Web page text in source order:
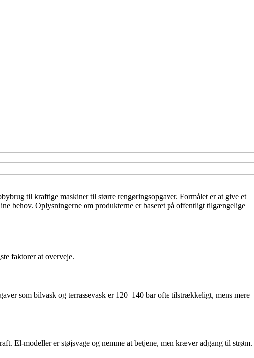
til kraftige maskiner til større rengøringsopgaver. Formålet er at give et
behov. Oplysningerne om produkterne er baseret på offentligt tilgængelige
faktorer at overveje.
som bilvask og terrassevask er 120–140 bar ofte tilstrækkeligt, mens mere
El-modeller er støjsvage og nemme at betjene, men kræver adgang til strøm.